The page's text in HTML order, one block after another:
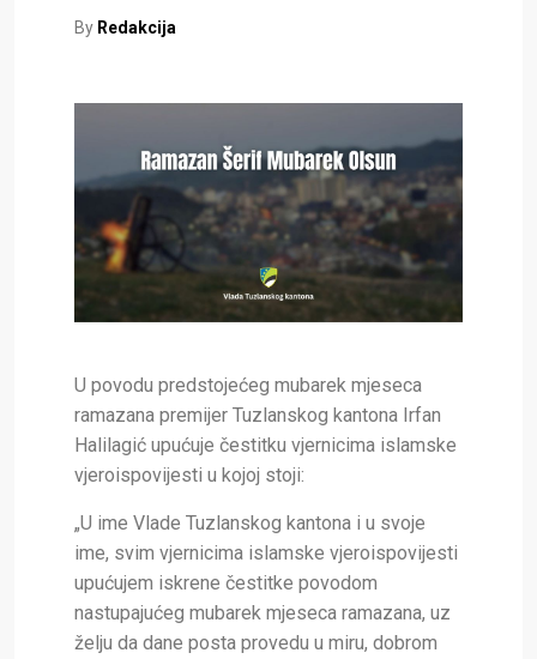
By Redakcija
U povodu predstojećeg mubarek mjeseca
ramazana premijer Tuzlanskog kantona Irfan
Halilagić upućuje čestitku vjernicima islamske
vjeroispovijesti u kojoj stoji:
„U ime Vlade Tuzlanskog kantona i u svoje
ime, svim vjernicima islamske vjeroispovijesti
upućujem iskrene čestitke povodom
nastupajućeg mubarek mjeseca ramazana, uz
želju da dane posta provedu u miru, dobrom